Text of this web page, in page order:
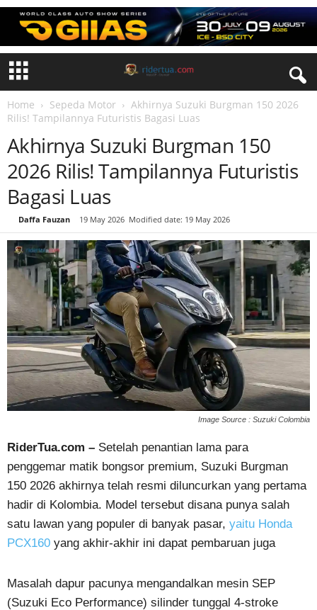
Home Sepeda Motor
Akhirnya Suzuki Burgman 150 2026
Rilis! Tampilannya Futuristis Bagasi Luas
Akhirnya Suzuki Burgman 150
2026 Rilis! Tampilannya Futuristis
Bagasi Luas
Daffa Fauzan 19 May 2026 Modified date: 19 May 2026
Image Source : Suzuki Colombia
RiderTua.com – Setelah penantian lama para
penggemar matik bongsor premium, Suzuki Burgman
150 2026 akhirnya telah resmi diluncurkan yang pertama
hadir di Kolombia. Model tersebut disana punya salah
satu lawan yang populer di banyak pasar, yaitu Honda
PCX160 yang akhir-akhir ini dapat pembaruan juga
Masalah dapur pacunya mengandalkan mesin SEP
(Suzuki Eco Performance) silinder tunggal 4-stroke